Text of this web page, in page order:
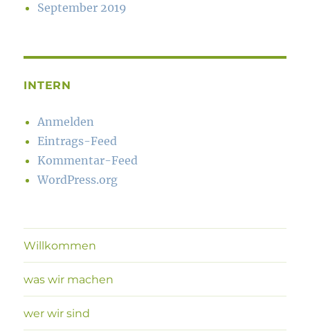
September 2019
INTERN
Anmelden
Eintrags-Feed
Kommentar-Feed
WordPress.org
Willkommen
was wir machen
wer wir sind